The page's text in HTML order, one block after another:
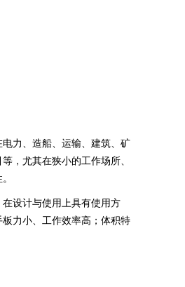
力、造船、运输、建筑、矿
，尤其在狭小的工作场所、
设计与使用上具有使用方
力小、工作效率高；体积特